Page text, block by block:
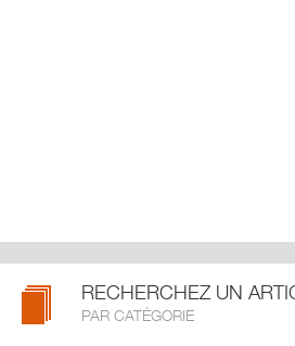
RECHERCHEZ UN
PAR CATÉGORIE